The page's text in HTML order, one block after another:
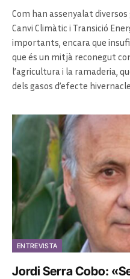
Com han assenyalat
Canvi Climàtic i Transició
importants, encara que
que és un mitjà reconegut
l’agricultura i la ramaderia,
dels gasos d’efecte
ENTREVISTA
Jordi Serra Cobo: